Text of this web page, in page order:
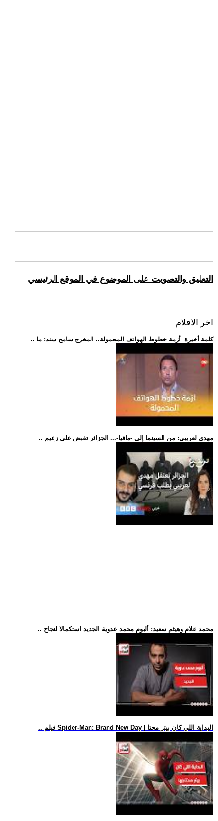
التعليق والتصويت على الموضوع في الموقع الرئيسي
اخر الافلام
.. كلمة أخيرة -أزمة خطوط الهواتف المحمولة.. المخرج سامح سند: ما
.. مهدي لعريبي: من السينما إلى -مافيا-... الجزائر تقبض على زعيم
.. محمد علام وهيثم سعيد: ألبوم محمد عدوية الجديد استكمالا لنجاح
.. فيلم Spider-Man: Brand New Day | البداية اللي كان بيتر محتا